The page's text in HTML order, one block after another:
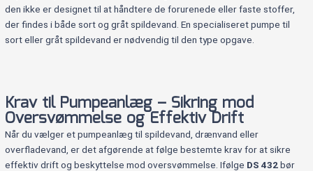
den ikke er designet til at håndtere de forurenede eller faste stoffer,
der findes i både sort og gråt spildevand. En specialiseret pumpe til
sort eller gråt spildevand er nødvendig til den type opgave.
Krav til Pumpeanlæg – Sikring mod
Oversvømmelse og Effektiv Drift
Når du vælger et pumpeanlæg til spildevand, drænvand eller
overfladevand, er det afgørende at følge bestemte krav for at sikre
effektiv drift og beskyttelse mod oversvømmelse. Ifølge DS 432bør